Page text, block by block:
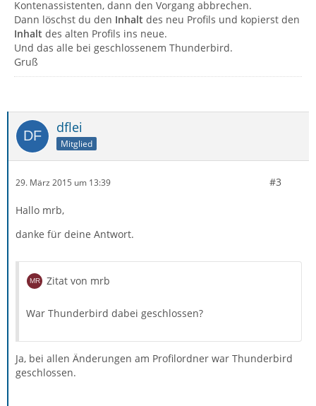
Kontenassistenten, dann den Vorgang abbrechen.
Dann löschst du den Inhalt des neu Profils und kopierst den
Inhalt des alten Profils ins neue.
Und das alle bei geschlossenem Thunderbird.
Gruß
dflei
Mitglied
29. März 2015 um 13:39 #3
Hallo mrb,
danke für deine Antwort.
Zitat von mrb
War Thunderbird dabei geschlossen?
Ja, bei allen Änderungen am Profilordner war Thunderbird
geschlossen.